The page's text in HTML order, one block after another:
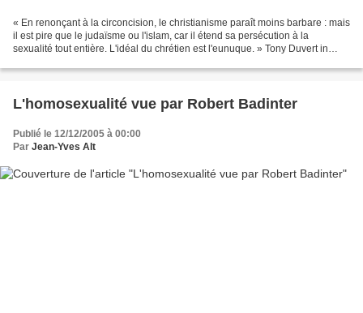
« En renonçant à la circoncision, le christianisme paraît moins barbare : mais
il est pire que le judaïsme ou l'islam, car il étend sa persécution à la
sexualité tout entière. L'idéal du chrétien est l'eunuque. » Tony Duvert in
L'homosexualité vue par Robert Badinter
Publié le 12/12/2005 à 00:00
Par Jean-Yves Alt